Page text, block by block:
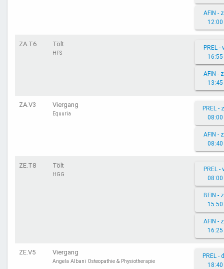
AFIN -
12:00
ZA.T6 Tölt
HFS
PREL -
16:55
AFIN -
13:45
ZA.V3 Viergang
Equuria
PREL -
08:00
AFIN -
08:40
ZE.T8 Tölt
HGG
PREL -
08:00
BFIN -
15:50
AFIN -
16:25
ZE.V5 Viergang
Angela Albani Osteopathie & Physiotherapie
PREL -
18:40